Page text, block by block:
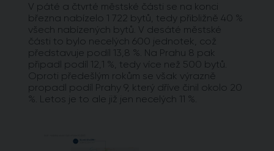
V páté a čtvrté městské části se na konci
března nabízelo 1 722 bytů, tedy přibližně 40 %
všech nabízených bytů. V desáté městské
části to bylo necelých 600 jednotek, což
představuje podíl 13,8 %. Na Prahu 8 pak
připadl podíl 12,1 %, tedy více než 500 bytů.
Oproti předešlým rokům se však výrazně
propadl podíl Prahy 9, který dříve činil okolo 20
%. Letos je to ale již jen necelých 11 %.